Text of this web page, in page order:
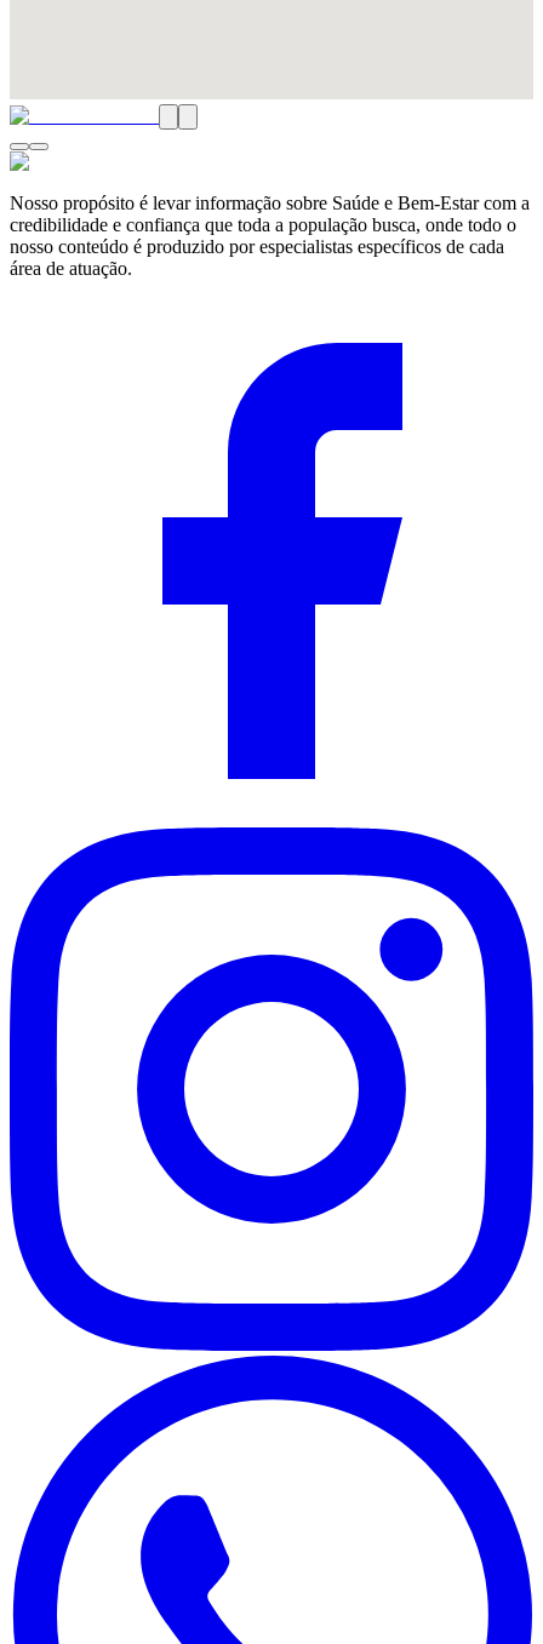
Nosso propósito é levar informação sobre Saúde e Bem-Estar com a
credibilidade e confiança que toda a população busca, onde todo o
nosso conteúdo é produzido por especialistas específicos de cada
área de atuação.